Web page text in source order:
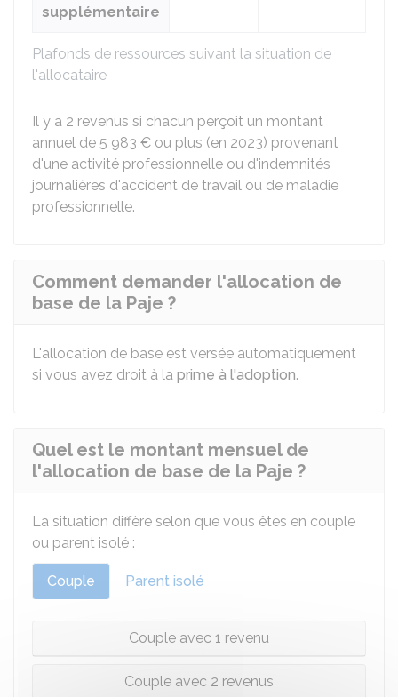
Plafonds de ressources suivant la situation de
l'allocataire
supplémentaire
Il y a 2 revenus si chacun perçoit un montant
annuel de 5 983 € ou plus (en 2023) provenant
d'une activité professionnelle ou d'indemnités
journalières d'accident de travail ou de maladie
professionnelle.
Comment demander l'allocation de
base de la Paje ?
L'allocation de base est versée automatiquement
si vous avez droit à la prime à l'adoption.
Quel est le montant mensuel de
l'allocation de base de la Paje ?
La situation diffère selon que vous êtes en couple
ou parent isolé :
Couple Parent isolé
Couple avec 1 revenu
Couple avec 2 revenus